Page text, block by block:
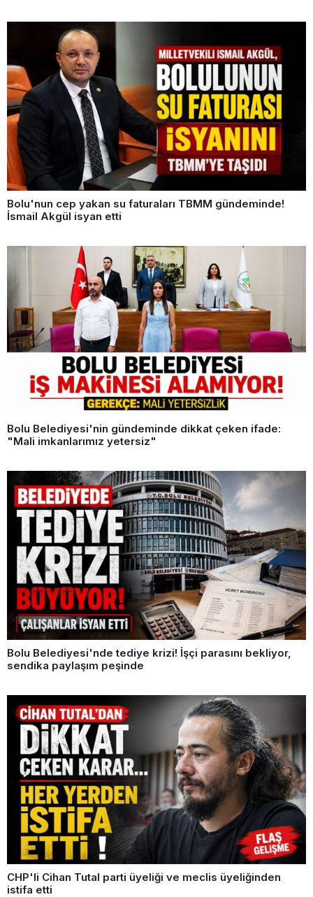
Bolu'nun cep yakan su faturaları TBMM gündeminde!
İsmail Akgül isyan etti
Bolu Belediyesi'nin gündeminde dikkat çeken ifade:
"Mali imkanlarımız yetersiz"
Bolu Belediyesi'nde tediye krizi! İşçi parasını bekliyor,
sendika paylaşım peşinde
CHP'li Cihan Tutal parti üyeliği ve meclis üyeliğinden
istifa etti